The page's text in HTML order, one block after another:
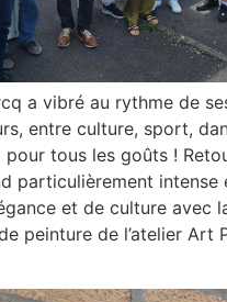
a vibré au rythme de
entre culture, sport,
tous les goûts !
particulièrement intense
et de culture avec
peinture de l’atelier Art